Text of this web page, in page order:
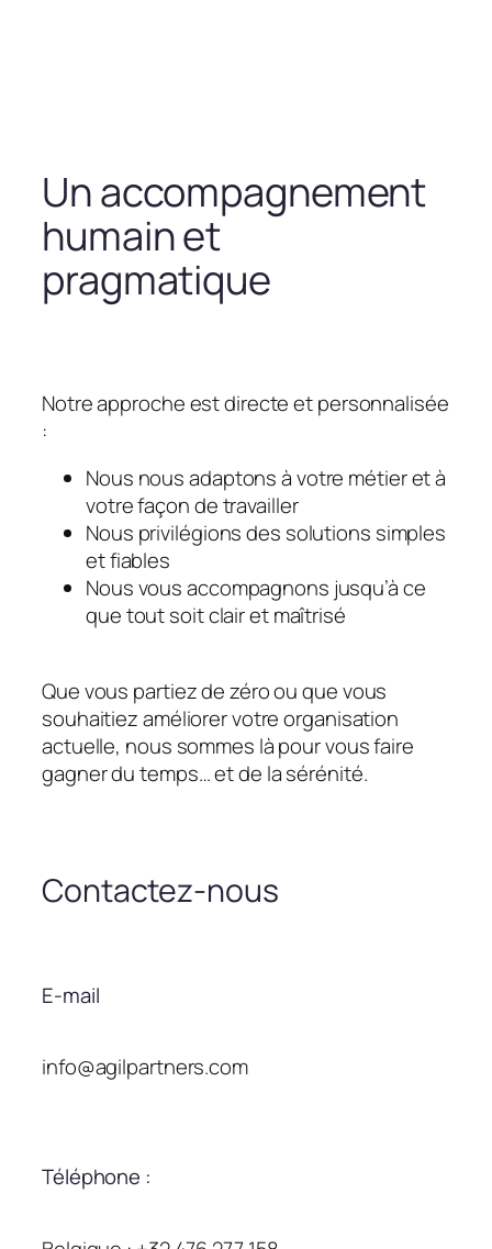
Un accompagnement
humain et
pragmatique
Notre approche est directe et personnalisée
:
Nous nous adaptons à votre métier et à
votre façon de travailler
Nous privilégions des solutions simples
et fiables
Nous vous accompagnons jusqu’à ce
que tout soit clair et maîtrisé
Que vous partiez de zéro ou que vous
souhaitiez améliorer votre organisation
actuelle, nous sommes là pour vous faire
gagner du temps… et de la sérénité.
Contactez-nous
E-mail
info@agilpartners.com
Téléphone :